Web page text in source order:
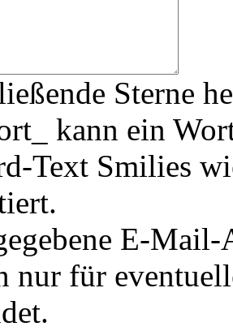
Sterne
kann ein
Text Smilies
E-
nur für